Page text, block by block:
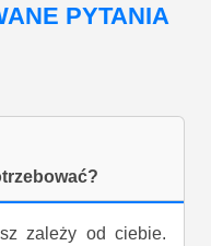
PYTANIA
zależy od ciebie.